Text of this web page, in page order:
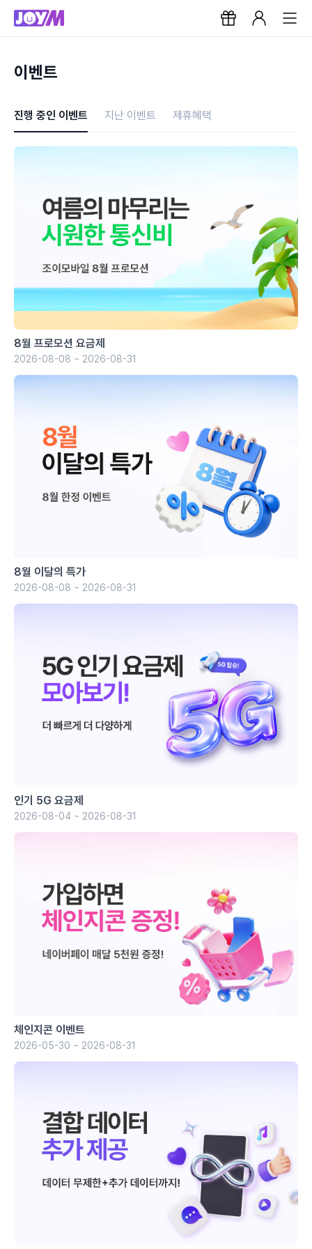
이벤트
진행 중인 이벤트 지난 이벤트 제휴혜택
8월 프로모션 요금제
2026-08-08 ~ 2026-08-31
8월 이달의 특가
2026-08-08 ~ 2026-08-31
인기 5G 요금제
2026-08-04 ~ 2026-08-31
체인지콘 이벤트
2026-05-30 ~ 2026-08-31